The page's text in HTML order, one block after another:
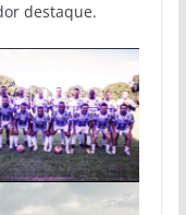
destaque.